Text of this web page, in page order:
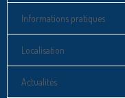
Informations pratiques
Localisation
Actualités